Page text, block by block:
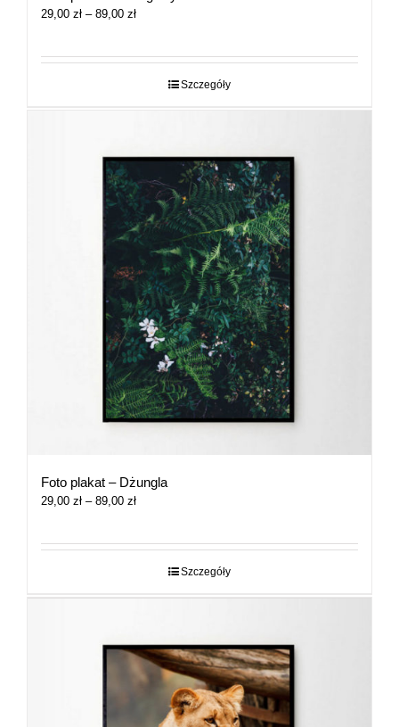
29,00 zł – 89,00 złZakres
29,00 zł
Szczegóły
Foto plakat – Dżungla
29,00 zł – 89,00 złZakres
29,00 zł
Szczegóły